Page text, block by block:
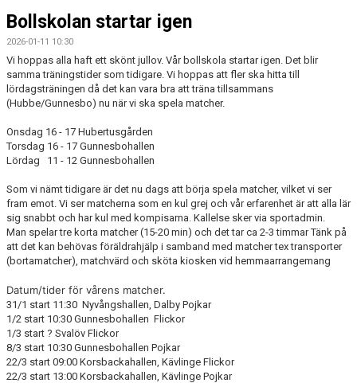
Bollskolan startar igen
2026-01-11 10:30
Vi hoppas alla haft ett skönt jullov. Vår bollskola startar igen. Det blir
samma träningstider som tidigare. Vi hoppas att fler ska hitta till
lördagsträningen då det kan vara bra att träna tillsammans
(Hubbe/Gunnesbo) nu när vi ska spela matcher.
Onsdag 16 - 17 Hubertusgården
Torsdag 16 - 17 Gunnesbohallen
Lördag 11 - 12 Gunnesbohallen
Som vi nämt tidigare är det nu dags att börja spela matcher, vilket vi ser
fram emot. Vi ser matcherna som en kul grej och vår erfarenhet är att alla lär
sig snabbt och har kul med kompisarna. Kallelse sker via sportadmin.
Man spelar tre korta matcher (15-20 min) och det tar ca 2-3 timmar Tänk på
att det kan behövas föräldrahjälp i samband med matcher tex transporter
(bortamatcher), matchvärd och sköta kiosken vid hemmaarrangemang
Datum/tider för vårens matcher.
31/1 start 11:30 Nyvångshallen, Dalby Pojkar
1/2 start 10:30 Gunnesbohallen Flickor
1/3 start ? Svalöv Flickor
8/3 start 10:30 Gunnesbohallen Pojkar
22/3 start 09:00 Korsbackahallen, Kävlinge Flickor
22/3 start 13:00 Korsbackahallen, Kävlinge Pojkar